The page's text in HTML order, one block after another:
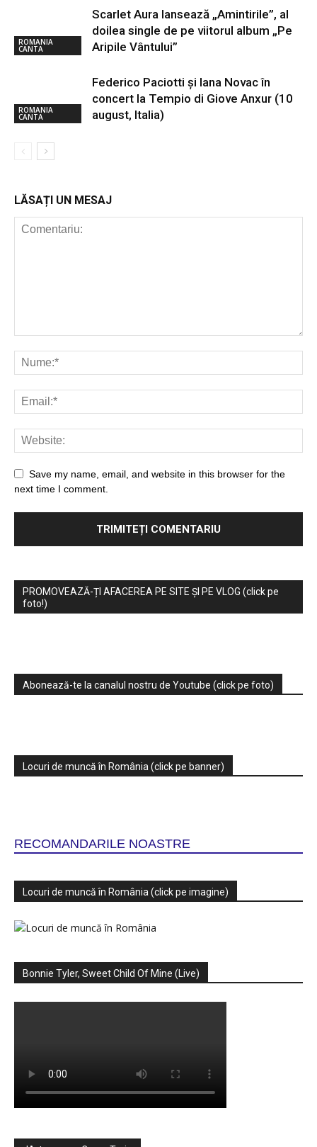
ROMANIA
CANTA
Scarlet Aura lansează „Amintirile”, al
doilea single de pe viitorul album „Pe
Aripile Vântului”
ROMANIA
CANTA
Federico Paciotti și Iana Novac în
concert la Tempio di Giove Anxur (10
august, Italia)
LĂSAȚI UN MESAJ
Save my name, email, and website in this browser for the
next time I comment.
PROMOVEAZĂ-ȚI AFACEREA PE SITE ȘI PE VLOG (click pe
foto!)
Abonează-te la canalul nostru de Youtube (click pe foto)
Locuri de muncă în România (click pe banner)
RECOMANDARILE NOASTRE
Locuri de muncă în România (click pe imagine)
Bonnie Tyler, Sweet Child Of Mine (Live)